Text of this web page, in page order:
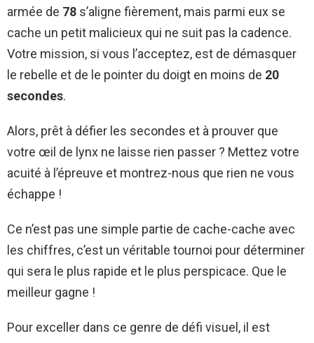
armée de 78 s’aligne fièrement, mais parmi eux se
cache un petit malicieux qui ne suit pas la cadence.
Votre mission, si vous l’acceptez, est de démasquer
le rebelle et de le pointer du doigt en moins de 20
secondes.
Alors, prêt à défier les secondes et à prouver que
votre œil de lynx ne laisse rien passer ? Mettez votre
acuité à l’épreuve et montrez-nous que rien ne vous
échappe !
Ce n’est pas une simple partie de cache-cache avec
les chiffres, c’est un véritable tournoi pour déterminer
qui sera le plus rapide et le plus perspicace. Que le
meilleur gagne !
Pour exceller dans ce genre de défi visuel, il est